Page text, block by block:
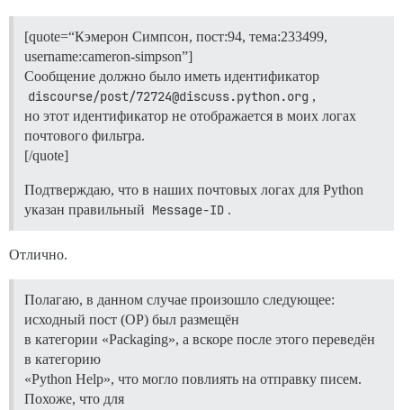
[quote=“Кэмерон Симпсон, пост:94, тема:233499,
username:cameron-simpson”]
Сообщение должно было иметь идентификатор
discourse/post/72724@discuss.python.org ,
но этот идентификатор не отображается в моих логах
почтового фильтра.
[/quote]
Подтверждаю, что в наших почтовых логах для Python
указан правильный Message-ID .
Отлично.
Полагаю, в данном случае произошло следующее:
исходный пост (OP) был размещён
в категории «Packaging», а вскоре после этого переведён
в категорию
«Python Help», что могло повлиять на отправку писем.
Похоже, что для